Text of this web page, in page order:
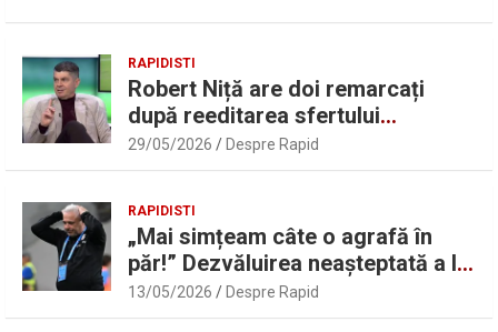
RAPIDISTI
Robert Niță are doi remarcați
după reeditarea sfertului
UEFAntastic: „Lideri în teren” |
Sport.ro
29/05/2026 Despre Rapid
RAPIDISTI
„Mai simțeam câte o agrafă în
păr!” Dezvăluirea neașteptată a lui
Marius Șumudică despre Daniel
Pancu
13/05/2026 Despre Rapid